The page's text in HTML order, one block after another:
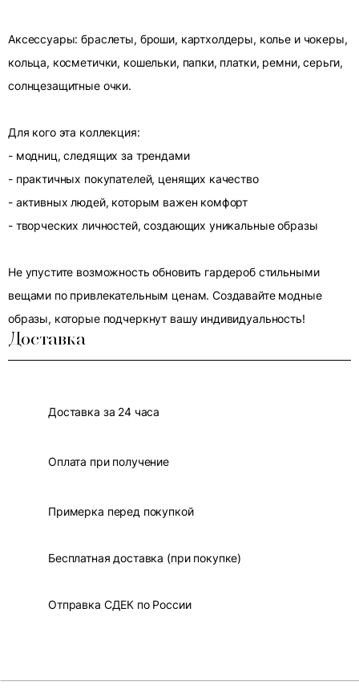
Аксессуары: браслеты, броши, картхолдеры, колье и чокеры,
кольца, косметички, кошельки, папки, платки, ремни, серьги,
солнцезащитные очки.
Для кого эта коллекция:
- модниц, следящих за трендами
- практичных покупателей, ценящих качество
- активных людей, которым важен комфорт
- творческих личностей, создающих уникальные образы
Не упустите возможность обновить гардероб стильными
вещами по привлекательным ценам. Создавайте модные
образы, которые подчеркнут вашу индивидуальность!
Доставка
Доставка за 24 часа
Оплата при получение
Примерка перед покупкой
Бесплатная доставка (при покупке)
Отправка СДЕК по России